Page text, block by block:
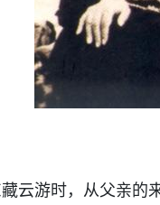
游时，从父亲的